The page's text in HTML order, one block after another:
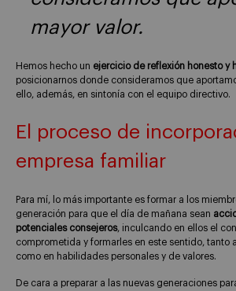
mayor valor.
Hemos hecho un ejercicio de reflexión honesto y
posicionarnos donde consideramos que
ello, además, en sintonía con el equipo directivo.
El proceso de
empresa familiar
Para mí, lo más importante es formar a los
generación para que el día de mañana sean
potenciales consejeros, inculcando en ellos el
comprometida y formarles en este sentido, tanto
como en habilidades personales y de valores.
De cara a preparar a las nuevas generaciones